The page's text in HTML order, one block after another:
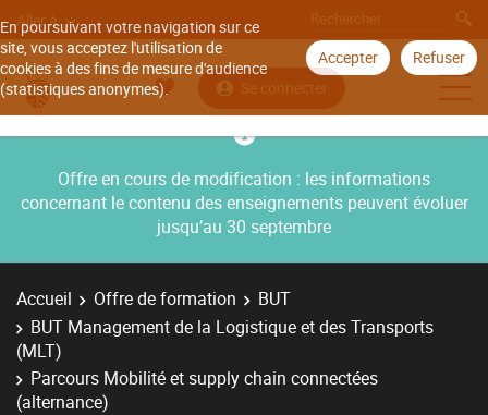
En poursuivant votre navigation sur ce
site, vous acceptez l'utilisation de
cookies à des fins de mesure d'audience
(statistiques anonymes).
Accepter Refuser
Aller à
Se connecter
Offre en cours de modification : les informations
concernant le contenu des enseignements peuvent évoluer
jusqu’au 30 septembre
Accueil Offre de formation
BUT
BUT Management de la Logistique et des Transports
(MLT)
Parcours Mobilité et supply chain connectées
(alternance)